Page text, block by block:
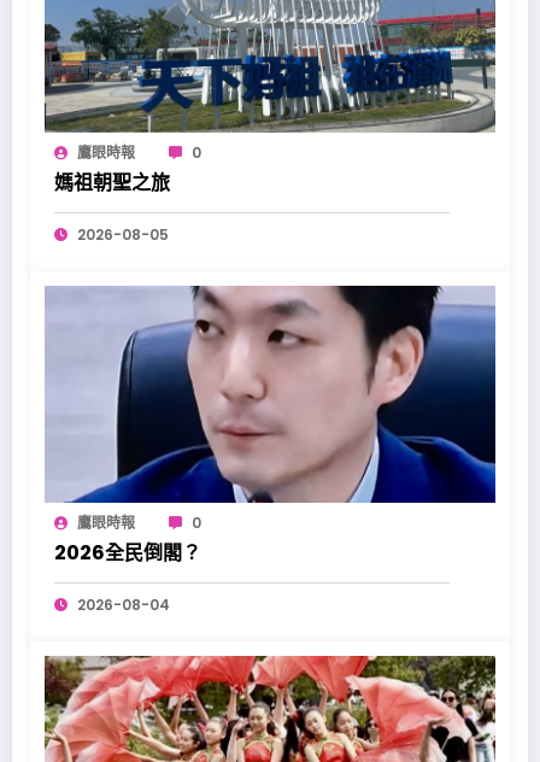
鷹眼時報 0
媽祖朝聖之旅
2026-08-05
鷹眼時報 0
2026全民倒閣？
2026-08-04